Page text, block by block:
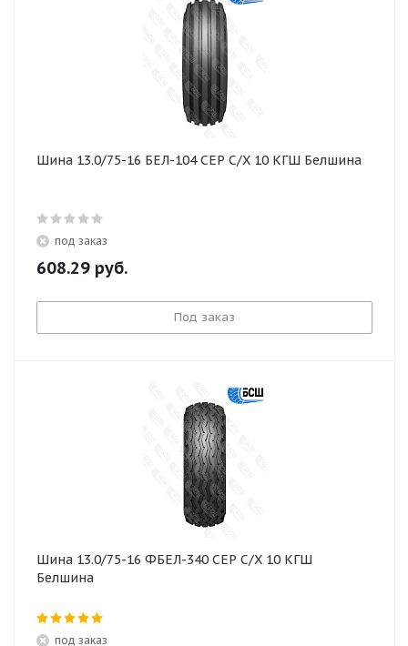
Шина 13.0/75-16 БЕЛ-104 СЕР С/Х 10 КГШ Белшина
под заказ
608.29 руб.
Под заказ
Шина 13.0/75-16 ФБЕЛ-340 СЕР С/Х 10 КГШ
Белшина
под заказ